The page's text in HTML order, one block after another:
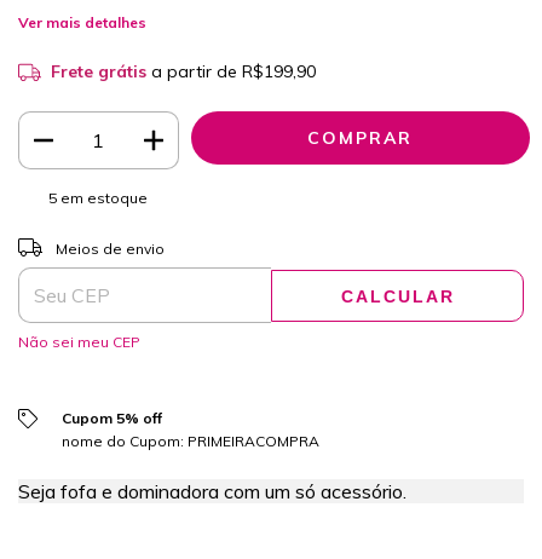
Ver mais detalhes
Frete grátis a partir de R$199,90
5 em estoque
Entregas para o CEP:
Meios de envio
CALCULAR
Não sei meu CEP
Cupom 5% off
nome do Cupom: PRIMEIRACOMPRA
Seja fofa e dominadora com um só acessório.